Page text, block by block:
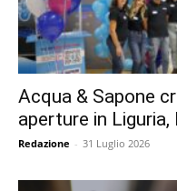
Acqua & Sapone
aperture in
Redazione - 31 Luglio 2026